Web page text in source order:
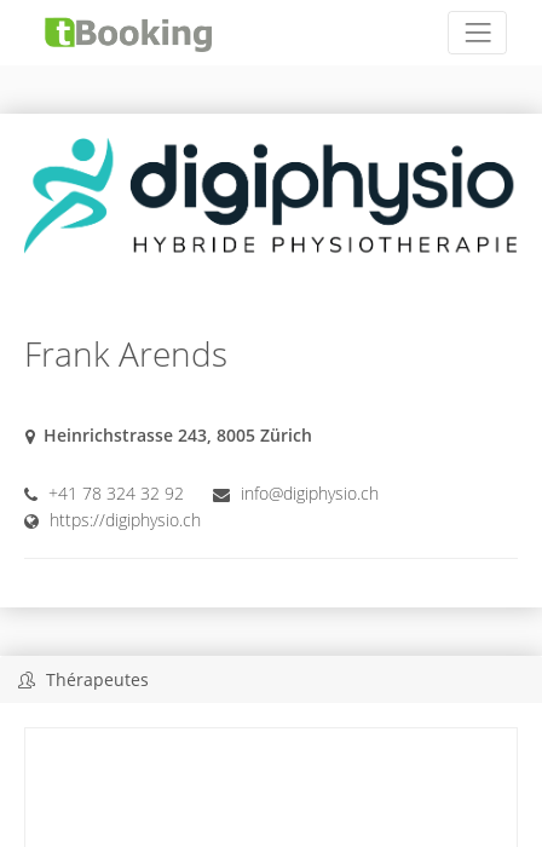
Frank Arends
Heinrichstrasse 243, 8005 Zürich
+41 78 324 32 92
info@digiphysio.ch
https://digiphysio.ch
Thérapeutes